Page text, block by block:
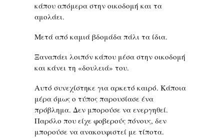
κάπου απόμερα στην οικοδομή και τα
αμολάει.
Μετά από καμιά βδομάδα πάλι τα ίδια.
Ξαναπάει λοιπόν κάπου μέσα στην οικοδομή
και κάνει τη «δουλειά» του.
Αυτό συνεχίστηκε για αρκετό καιρό. Κάποια
μέρα όμως ο τύπος παρουσίασε ένα
πρόβλημα. Δεν μπορούσε να ενεργηθεί.
Παρόλο που είχε φοβερούς πόνους, δεν
μπορούσε να ανακουφιστεί με τίποτα.